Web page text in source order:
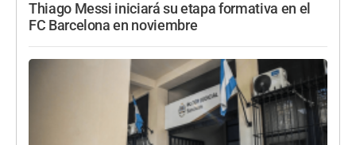
Thiago Messi iniciará su etapa formativa en el
FC Barcelona en noviembre